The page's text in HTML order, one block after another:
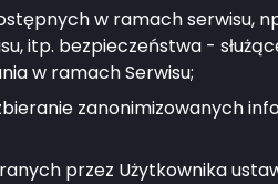
w ramach serwisu,
itp. bezpieczeństwa -
w ramach Serwisu;
zanonimizowanych
przez Użytkownika
http://